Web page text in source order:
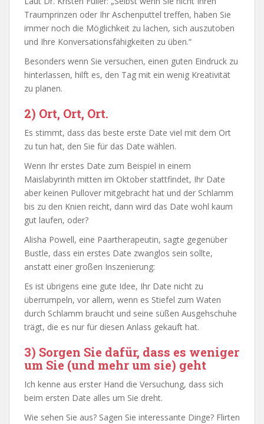
Traumprinzen oder Ihr Aschenputtel treffen, haben Sie
immer noch die Möglichkeit zu lachen, sich auszutoben
und Ihre Konversationsfähigkeiten zu üben.“
Besonders wenn Sie versuchen, einen guten Eindruck zu
hinterlassen, hilft es, den Tag mit ein wenig Kreativität
zu planen.
2) Ort, Ort, Ort.
Es stimmt, dass das beste erste Date viel mit dem Ort
zu tun hat, den Sie für das Date wählen.
Wenn Ihr erstes Date zum Beispiel in einem
Maislabyrinth mitten im Oktober stattfindet, Ihr Date
aber keinen Pullover mitgebracht hat und der Schlamm
bis zu den Knien reicht, dann wird das Date wohl kaum
gut laufen, oder?
Alisha Powell, eine Paartherapeutin, sagte gegenüber
Bustle, dass ein erstes Date zwanglos sein sollte,
anstatt einer großen Inszenierung:
Es ist übrigens eine gute Idee, Ihr Date nicht zu
überrumpeln, vor allem, wenn es Stiefel zum Waten
durch Schlamm braucht und seine süßen Ausgehschuhe
trägt, die es nur für diesen Anlass gekauft hat.
3) Sorgen Sie dafür, dass es weniger
um Sie (und mehr um sie) geht
Ich kenne aus erster Hand die Versuchung, dass sich
beim ersten Date alles um Sie dreht.
Wie sehen Sie aus? Sagen Sie interessante Dinge? Flirten